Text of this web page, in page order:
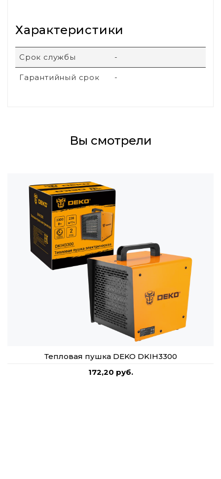
Характеристики
Срок службы -
Гарантийный срок -
Вы смотрели
Тепловая пушка DEKO DKIH3300
172,20 руб.